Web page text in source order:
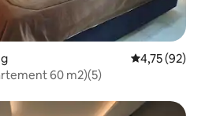
Gemiddelde
4,75 (92)
60 m2)(5)